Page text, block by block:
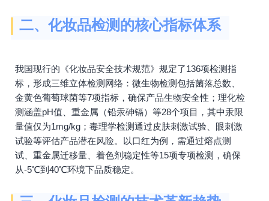
二、化妆品检测的核心指标体系
我国现行的《化妆品安全技术规范》规定了136项检测指
标，形成三维立体检测网络：微生物检测包括菌落总数、
金黄色葡萄球菌等7项指标，确保产品生物安全性；理化检
测涵盖pH值、重金属（铅汞砷镉）等28个项目，其中汞限
量值仅为1mg/kg；毒理学检测通过皮肤刺激试验、眼刺激
试验等评估产品潜在风险。以口红为例，需通过熔点测
试、重金属迁移量、着色剂稳定性等15项专项检测，确保
从-5℃到40℃环境下品质稳定。